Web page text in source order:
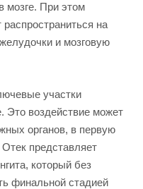
мозге. При этом
на
и мозговую
участки
Это воздействие может
органов, в первую
представляет
который без
финальной стадией